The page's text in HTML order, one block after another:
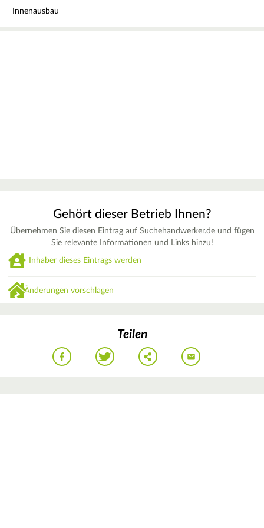
Innenausbau
Gehört dieser Betrieb Ihnen?
Übernehmen Sie diesen Eintrag auf Suchehandwerker.de und fügen
Sie relevante Informationen und Links hinzu!
Inhaber dieses Eintrags werden
Änderungen vorschlagen
Teilen